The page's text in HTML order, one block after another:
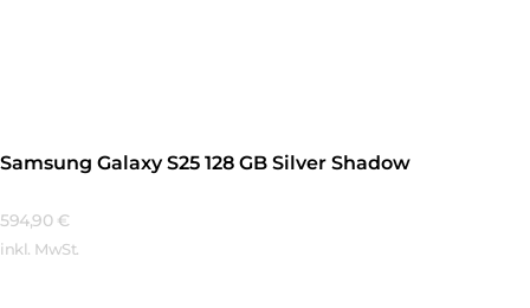
Samsung Galaxy S25 128 GB Silver Shadow
594,90 €
inkl. MwSt.